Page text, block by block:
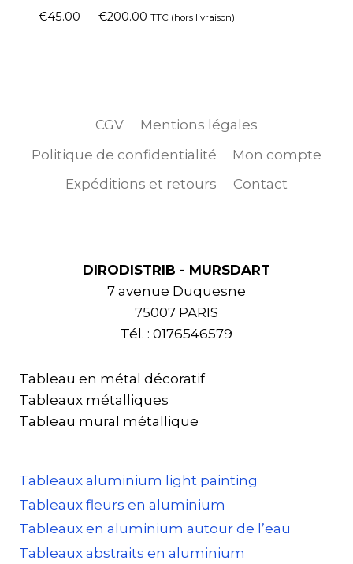
€45.00 – €200.00 TTC (hors livraison)
CGV
Mentions légales
Politique de confidentialité
Mon compte
Expéditions et retours
Contact
DIRODISTRIB - MURSDART
7 avenue Duquesne
75007 PARIS
Tél. : 0176546579
Tableau en métal décoratif
Tableaux métalliques
Tableau mural métallique
Tableaux aluminium light painting
Tableaux fleurs en aluminium
Tableaux en aluminium autour de l’eau
Tableaux abstraits en aluminium